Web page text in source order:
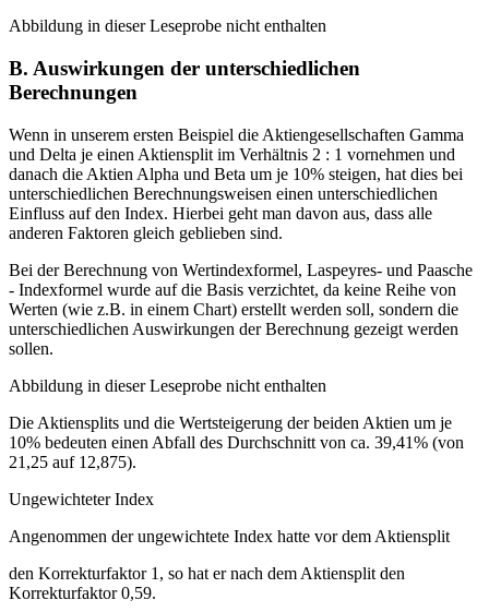
Abbildung in dieser Leseprobe nicht enthalten
B. Auswirkungen der unterschiedlichen
Berechnungen
Wenn in unserem ersten Beispiel die Aktiengesellschaften Gamma
und Delta je einen Aktiensplit im Verhältnis 2 : 1 vornehmen und
danach die Aktien Alpha und Beta um je 10% steigen, hat dies bei
unterschiedlichen Berechnungsweisen einen unterschiedlichen
Einfluss auf den Index. Hierbei geht man davon aus, dass alle
anderen Faktoren gleich geblieben sind.
Bei der Berechnung von Wertindexformel, Laspeyres- und Paasche
- Indexformel wurde auf die Basis verzichtet, da keine Reihe von
Werten (wie z.B. in einem Chart) erstellt werden soll, sondern die
unterschiedlichen Auswirkungen der Berechnung gezeigt werden
sollen.
Abbildung in dieser Leseprobe nicht enthalten
Die Aktiensplits und die Wertsteigerung der beiden Aktien um je
10% bedeuten einen Abfall des Durchschnitt von ca. 39,41% (von
21,25 auf 12,875).
Ungewichteter Index
Angenommen der ungewichtete Index hatte vor dem Aktiensplit
den Korrekturfaktor 1, so hat er nach dem Aktiensplit den
Korrekturfaktor 0,59.